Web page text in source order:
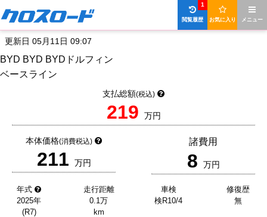
メニュー
お気に入り
閲覧履歴
1
更新日 05月11日 09:07
BYD BYD BYDドルフィン
ベースライン
支払総額(税込)
219 万円
本体価格(消費税込)
211 万円
諸費用
8 万円
年式
2025年
(R7)
走行距離
0.1万
km
車検
検R10/4
修復歴
無